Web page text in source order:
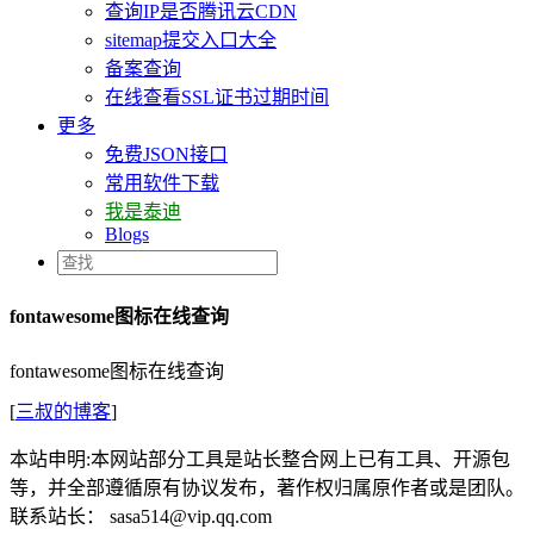
查询IP是否腾讯云CDN
sitemap提交入口大全
备案查询
在线查看SSL证书过期时间
更多
免费JSON接口
常用软件下载
我是泰迪
Blogs
fontawesome图标在线查询
fontawesome图标在线查询
[三叔的博客]
本站申明:本网站部分工具是站长整合网上已有工具、开源包
等，并全部遵循原有协议发布，著作权归属原作者或是团队。
联系站长： sasa514@vip.qq.com